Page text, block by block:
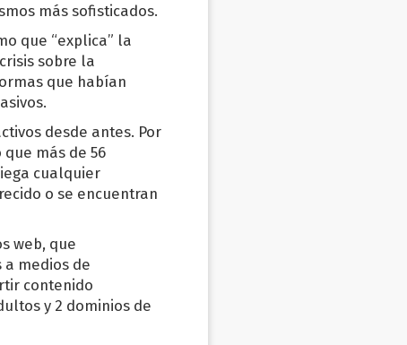
más sofisticados.
que “explica” la
sobre la
que habían
desde antes. Por
más de 56
cualquier
o se encuentran
web, que
medios de
contenido
y 2 dominios de